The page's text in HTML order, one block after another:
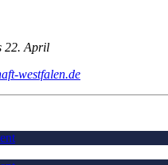
22. April
westfalen.de